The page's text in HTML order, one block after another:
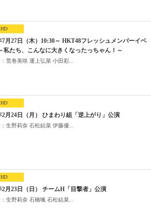
HD
7月27日（木）10:30～ HKT48フレッシュメンバーイベ
私たち、こんなに大きくなったっちゃん！～
荒巻美咲 運上弘菜 小田彩...
HD
2月24日（月） ひまわり組「逆上がり」公演
生野莉奈 石松結菜 伊藤優...
HD
2月23日（日） チームH「目撃者」公演
生野莉奈 石橋颯 石松結菜...